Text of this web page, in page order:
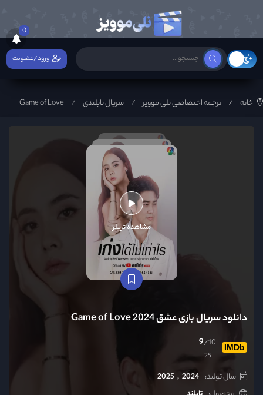
0
ورود/عضویت
خانه ترجمه اختصاصی نلی موویز سریال تایلندی Game of Love
مشاهده تریلر
دانلود سریال بازی عشق Game of Love 2024
IMDb
9/10
25
سال تولید: 2024
2025